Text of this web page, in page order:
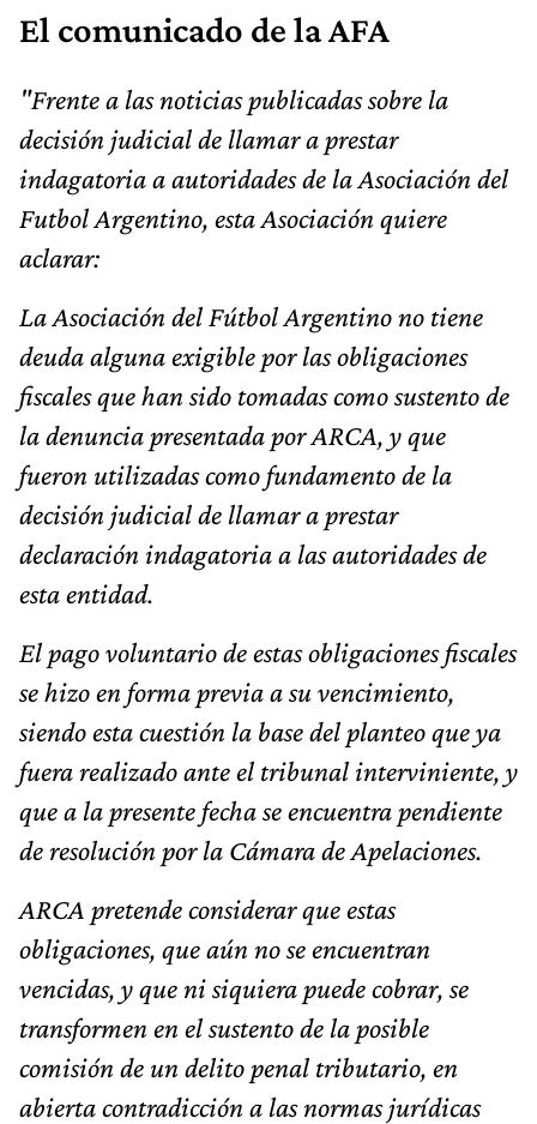
El comunicado de la AFA
"Frente a las noticias publicadas sobre la
decisión judicial de llamar a prestar
indagatoria a autoridades de la Asociación del
Futbol Argentino, esta Asociación quiere
aclarar:
La Asociación del Fútbol Argentino no tiene
deuda alguna exigible por las obligaciones
fiscales que han sido tomadas como sustento de
la denuncia presentada por ARCA, y que
fueron utilizadas como fundamento de la
decisión judicial de llamar a prestar
declaración indagatoria a las autoridades de
esta entidad.
El pago voluntario de estas obligaciones fiscales
se hizo en forma previa a su vencimiento,
siendo esta cuestión la base del planteo que ya
fuera realizado ante el tribunal interviniente, y
que a la presente fecha se encuentra pendiente
de resolución por la Cámara de Apelaciones.
ARCA pretende considerar que estas
obligaciones, que aún no se encuentran
vencidas, y que ni siquiera puede cobrar, se
transformen en el sustento de la posible
comisión de un delito penal tributario, en
abierta contradicción a las normas jurídicas